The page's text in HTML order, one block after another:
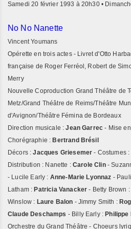
Samedi 20 février 1993 à 20h30 •
No No Nanette
Vincent Youmans
Opérette en trois actes - Livret d'Otto
française de Roger Ferréol, Robert de
Merry
Nouvelle Coproduction Grand Théâtre de
Metz/Grand Théâtre de Reims/Théâtre
d'Avignon/Théâtre Fémina de Bordeaux
Direction musicale :Jean Garrec- Mise
Chorégraphie : Bertrand Brésil
Décors :Jacques Griesemer - Costumes :
Distribution : Nanette : Carole Clin-
- Lucile Early : Anne-Marie Lyonnaz -
Latham : Patricia Vanacker - Betty Brown :
Winslow : Laure Balon - Jimmy Smith :
Claude Deschamps - Billy Early : Philippe
Orchestre du Grand Théâtre - Choeurs